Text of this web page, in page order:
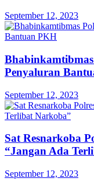
September 12, 2023
Penyaluran
September 12, 2023
Sat Resnarkoba
“Jangan Ada
September 12, 2023